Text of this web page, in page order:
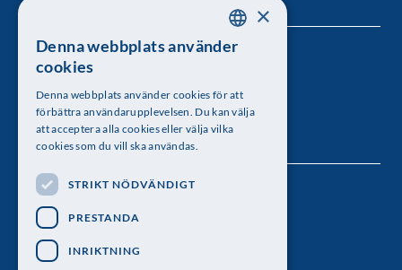
Kungl. Vetenskapsakademien
Besöksadress: Lilla Frescativägen 4A
Telefon: 08-673 95 00
Följ oss
SWEDISH
×
Denna webbplats använder
cookies
Denna webbplats använder cookies för att
förbättra användarupplevelsen. Du kan välja
att acceptera alla cookies eller välja vilka
cookies som du vill ska användas.
STRIKT NÖDVÄNDIGT
PRESTANDA
INRIKTNING